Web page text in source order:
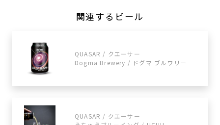
関連するビール
QUASAR / クエーサー
Dogma Brewery / ドグマ ブルワリー
QUASAR / クエーサー